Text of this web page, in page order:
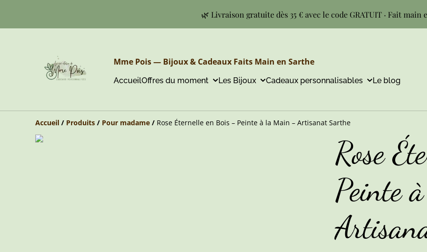
🌿 Livraison gratuite dès 35 € avec le code GRATUIT · Fait main
Mme Pois — Bijoux & Cadeaux Faits Main en Sarthe
AccueilOffres du moment Les Bijoux Cadeaux personnalisables Le blog
Accueil / Produits / Pour madame / Rose Éternelle en Bois – Peinte à la Main – Artisanat Sarthe
Rose
Peinte